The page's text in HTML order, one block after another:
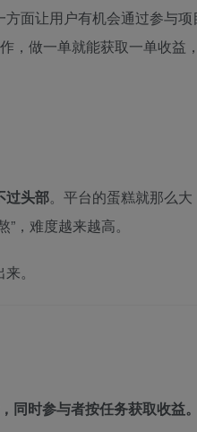
面让用户有机会通过参与
，做一单就能获取一单收益
过头部。平台的蛋糕就那么大
，难度越来越高。
。
时参与者按任务获取收益。